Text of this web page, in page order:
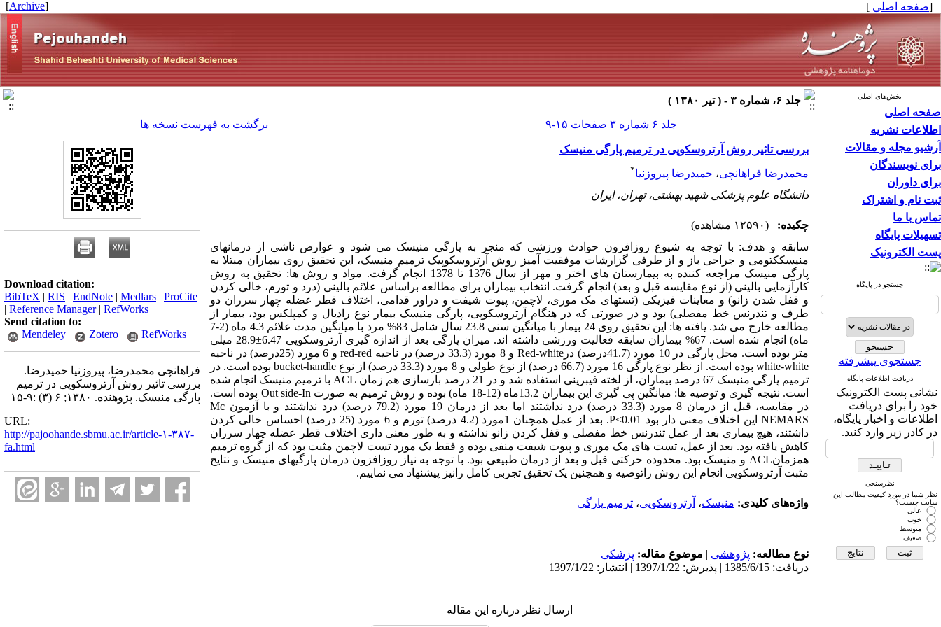
[صفحه اصلی ]
[
Archive
]
بخش‌های اصلی
صفحه اصلی
اطلاعات نشریه
آرشیو مجله و مقالات
برای نویسندگان
برای داوران
ثبت نام و اشتراک
تماس با ما
تسهیلات پایگاه
پست الکترونیک
جستجو در پایگاه
جستجوی پیشرفته
دریافت اطلاعات پایگاه
نشانی پست الکترونیک
خود را برای دریافت
اطلاعات و اخبار پایگاه،
در کادر زیر وارد کنید.
نظرسنجی
نظر شما در مورد کیفیت مطالب این
سایت چیست؟
عالی
خوب
متوسط
ضعیف
جلد ۶، شماره ۳ - ( تير ۱۳۸۰ )
جلد ۶ شماره ۳ صفحات ۱۵-۹
برگشت به فهرست نسخه ها
بررسی تاثیر روش آرتروسکوپی در ترمیم پارگی منیسک
محمدرضا فراهانچی، حمیدرضا پیروزنیا*
دانشگاه علوم پزشکی شهید بهشتی، تهران، ایران
چکیده:
(۱۲۵۹۰ مشاهده)
سابقه و هدف: با توجه به شیوع روزافزون حوادث ورزشی که منجر به پارگی منیسک می شود و عوارض ناشی از درمانهای
منیسککتومی و جراحی باز و از طرفی گزارشات موفقیت آمیز روش آرتروسکوپیک ترمیم منیسک، این تحقیق روی بیماران مبتلا به
پارگی منیسک مراجعه کننده به بیمارستان های اختر و مهر از سال 1376 تا 1378 انجام گرفت. مواد و روش ها: تحقیق به روش
کارآزمایی بالینی (از نوع مقایسه قبل و بعد) انجام گرفت. انتخاب بیماران برای مطالعه براساس علائم بالینی (درد و تورم، خالی کردن
و قفل شدن زانو) و معاینات فیزیکی (تستهای مک موری، لاچمن، پیوت شیفت و دراور قدامی، اختلاف قطر عضله چهار سرران دو
طرف و تندرنس خط مفصلی) بود و در صورتی که در هنگام آرتروسکوپی، پارگی منیسک بیمار نوع رادیال و کمپلکس بود، بیمار از
مطالعه خارج می شد. یافته ها: این تحقیق روی 24 بیمار با میانگین سنی 23.8 سال شامل 83% مرد با میانگین مدت علائم 4.3 ماه (2-7
ماه) انجام شده است. 67% بیماران سابقه فعالیت ورزشی داشته اند. میزان پارگی بعد از اندازه گیری آرتروسکوپی 6.47±28.9 میلی
متر بوده است. محل پارگی در 10 مورد (41.7درصد) درRed-white و 8 مورد (33.3 درصد) در ناحیه red-red و 6 مورد (25درصد) در ناحیه
white-white بوده است. از نظر نوع پارگی 16 مورد (66.7 درصد) از نوع طولی و 8 مورد (33.3 درصد) از نوع bucket-handle بوده است. در
ترمیم پارگی منیسک 67 درصد بیماران، از لخته فیبرینی استفاده شد و در 21 درصد بازسازی هم زمان ACL با ترمیم منیسک انجام شده
است. نتیجه گیری و توصیه ها: میانگین پی گیری این بیماران 13.2ماه (12-18 ماه) بوده و روش ترمیم به صورت Out side-In بوده است.
در مقایسه، قبل از درمان 8 مورد (33.3 درصد) درد نداشتند اما بعد از درمان 19 مورد (79.2 درصد) درد نداشتند و با آزمون Mc
NEMARS این اختلاف معنی دار بود P<0.01. بعد از عمل همچنان 1مورد (4.2 درصد) تورم و 6 مورد (25 درصد) احساس خالی کردن
داشتند، هیچ بیماری بعد از عمل تندرنس خط مفصلی و قفل کردن زانو نداشته و به طور معنی داری اختلاف قطر عضله چهار سرران
کاهش یافته بود. بعد از عمل، تست های مک موری و پیوت شیفت منفی بوده و فقط یک مورد تست لاچمن مثبت بود که از گروه ترمیم
همزمانACL و منیسک بود. محدوده حرکتی قبل و بعد از درمان طبیعی بود. با توجه به نیاز روزافزون درمان پارگیهای منیسک و نتایج
مثبت آرتروسکوپی انجام این روش راتوصیه و همچنین یک تحقیق تجربی کامل رانیز پیشنهاد می نماییم.
واژه‌های کلیدی: منیسک، آرتروسکوپی، ترمیم پارگی
نوع مطالعه: پژوهشی | موضوع مقاله: پزشکی
دریافت: 1385/6/15 | پذیرش: 1397/1/22 | انتشار: 1397/1/22
ارسال نظر درباره این مقاله
Download citation:
BibTeX | RIS | EndNote | Medlars | ProCite
| Reference Manager| RefWorks
Send citation to:
Mendeley
Zotero RefWorks
فراهانچی محمدرضا، پیروزنیا حمیدرضا.
بررسی تاثیر روش آرتروسکوپی در ترمیم
پارگی منیسک. پژوهنده. ۱۳۸۰; ۶ (۳) :۹-۱۵
URL:
http://pajoohande.sbmu.ac.ir/article-۱-۳۸۷-
fa.html